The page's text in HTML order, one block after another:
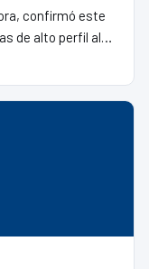
confirmó este
de alto perfil al…